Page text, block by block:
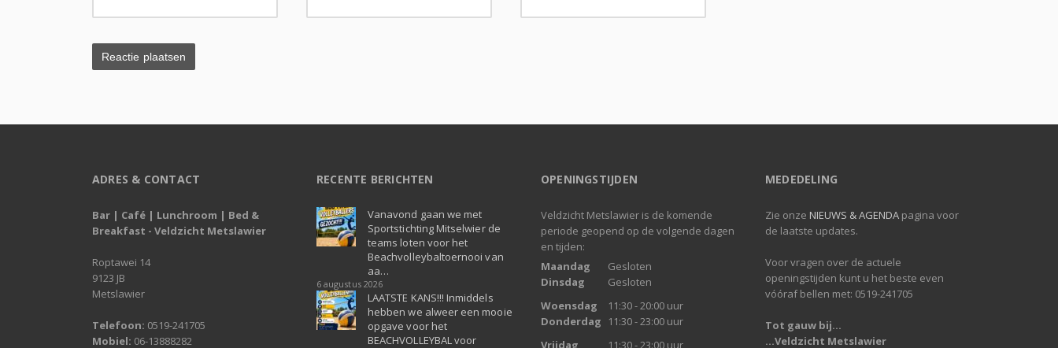
ADRES & CONTACT
Bar | Café | Lunchroom | Bed &
Breakfast - Veldzicht Metslawier
Roptawei 14
9123 JB
Metslawier
Telefoon: 0519-241705
Mobiel: 06-13888282
RECENTE BERICHTEN
Vanavond gaan we met
Sportstichting Mitselwier de
teams loten voor het
Beachvolleybaltoernooi van
aa…
6 augustus 2026
LAATSTE KANS!!! Inmiddels
hebben we alweer een mooie
opgave voor het
BEACHVOLLEYBAL voor
OPENINGSTIJDEN
Veldzicht Metslawier is de komende
periode geopend op de volgende dagen
en tijden:
Maandag
Gesloten
Dinsdag
Gesloten
Woensdag
11:30 - 20:00 uur
Donderdag
11:30 - 23:00 uur
Vrijdag
11:30 - 23:00 uur
MEDEDELING
Zie onze NIEUWS & AGENDA pagina voor
de laatste updates.
Voor vragen over de actuele
openingstijden kunt u het beste even
vóóraf bellen met: 0519-241705
Tot gauw bij...
...Veldzicht Metslawier